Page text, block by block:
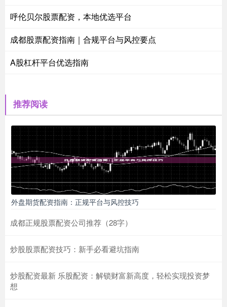
呼伦贝尔股票配资，本地优选平台
成都股票配资指南｜合规平台与风控要点
A股杠杆平台优选指南
推荐阅读
外盘期货配资指南：正规平台与风控技巧
成都正规股票配资公司推荐（28字）
炒股股票配资技巧：新手必看避坑指南
炒股配资最新 乐股配资：解锁财富新高度，轻松实现投资梦
想